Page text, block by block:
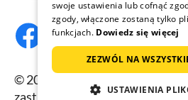
© 2026 Domy-letniskowe.com,
zastrzeżone.
swoje ustawienia lub cofnąć
zgody, włączone zostaną tylko
funkcjach. Dowiedz się więcej
ZEZWÓL NA
USTAWIENIA